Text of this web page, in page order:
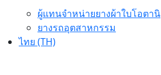
ผู้แทนจำหน่ายยางผ้าใบโอตานิ
ยางรถอุตสาหกรรม
ไทย (TH)